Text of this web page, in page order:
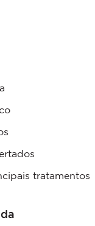
tratamentos